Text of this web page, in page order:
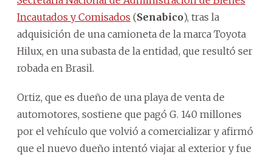
Incautados y Comisados (Senabico), tras la
adquisición de una camioneta de la marca Toyota
Hilux, en una subasta de la entidad, que resultó ser
robada en Brasil.
Ortiz, que es dueño de una playa de venta de
automotores, sostiene que pagó G. 140 millones
por el vehículo que volvió a comercializar y afirmó
que el nuevo dueño intentó viajar al exterior y fue